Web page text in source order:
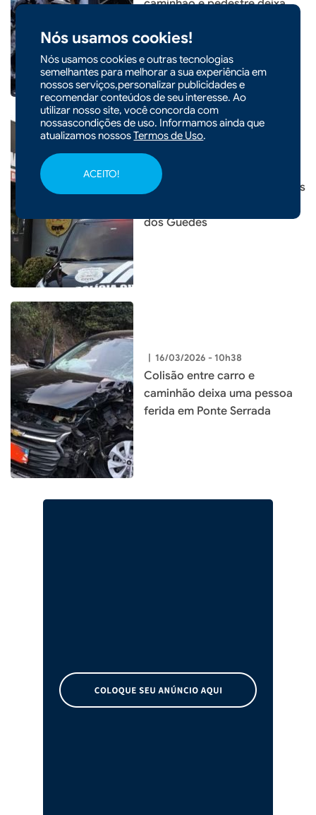
Nós usamos cookies!
Nós usamos cookies e outras tecnologias
semelhantes para melhorar a sua experiência em
nossos serviços,personalizar publicidades e
recomendar conteúdos de seu interesse. Ao
utilizar nosso site, você concorda com
nossascondições de uso. Informamos ainda que
atualizamos nossosTermos de Uso.
ACEITO!
caminhão e pedestre deixa
Maravilha
POLÍCIA
Três menores são apreendidos
dos Guedes
16/03/2026 - 10h38
Colisão entre carro e
caminhão deixa uma pessoa
ferida em Ponte Serrada